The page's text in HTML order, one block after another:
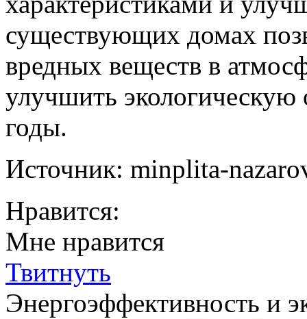
существующих домах
вредных веществ в
улучшить экологическую
годы.
Источник: minplita-
Нравится:
Мне нравится
Твитнуть
Энергоэффективность и